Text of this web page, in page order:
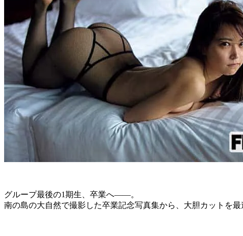
グループ最後の1期生、卒業へ――。
南の島の大自然で撮影した卒業記念写真集から、大胆カットを最